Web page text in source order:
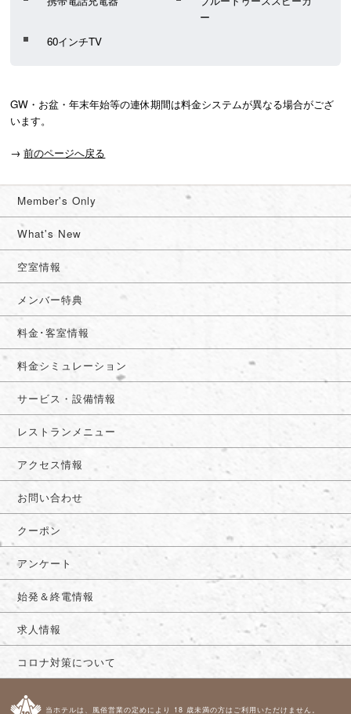
ー
60インチTV
GW・お盆・年末年始等の連休期間は料金システムが異なる場合がござ
います。
→ 前のページへ戻る
Member's Only
What's New
空室情報
メンバー特典
料金･客室情報
料金シミュレーション
サービス・設備情報
レストランメニュー
アクセス情報
お問い合わせ
クーポン
アンケート
始発＆終電情報
求人情報
コロナ対策について
当ホテルは、風俗営業の定めにより 18 歳未満の方はご利用いただけません。